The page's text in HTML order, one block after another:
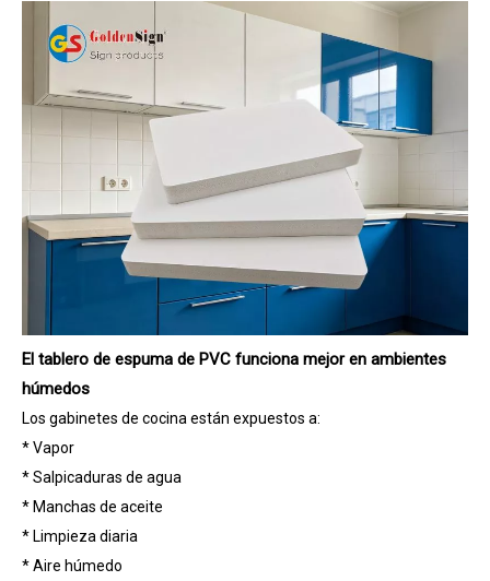
El tablero de espuma de PVC funciona mejor en ambientes
húmedos
Los gabinetes de cocina están expuestos a:
* Vapor
* Salpicaduras de agua
* Manchas de aceite
* Limpieza diaria
* Aire húmedo